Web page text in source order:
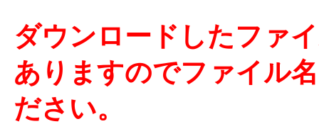
ダウンロードしたファ
ありますのでファイル
ださい。